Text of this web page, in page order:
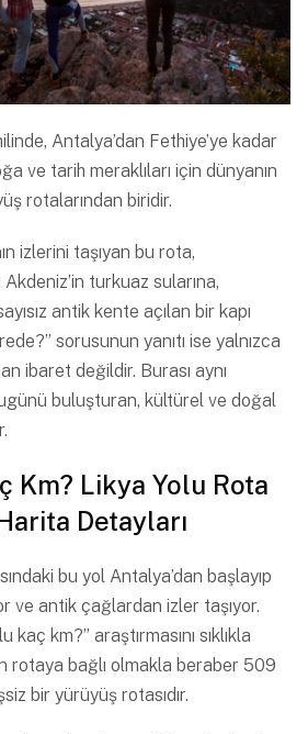
Antalya’dan Fethiye’ye kadar
ve tarih meraklıları için dünyanın
rotalarından biridir.
izlerini taşıyan bu rota,
turkuaz sularına,
antik kente açılan bir kapı
sorusunun yanıtı ise yalnızca
ibaret değildir. Burası aynı
buluşturan, kültürel ve doğal
Km? Likya Yolu Rota
Detayları
bu yol Antalya’dan başlayıp
ve antik çağlardan izler taşıyor.
km?” araştırmasını sıklıkla
rotaya bağlı olmakla beraber 509
bir yürüyüş rotasıdır.